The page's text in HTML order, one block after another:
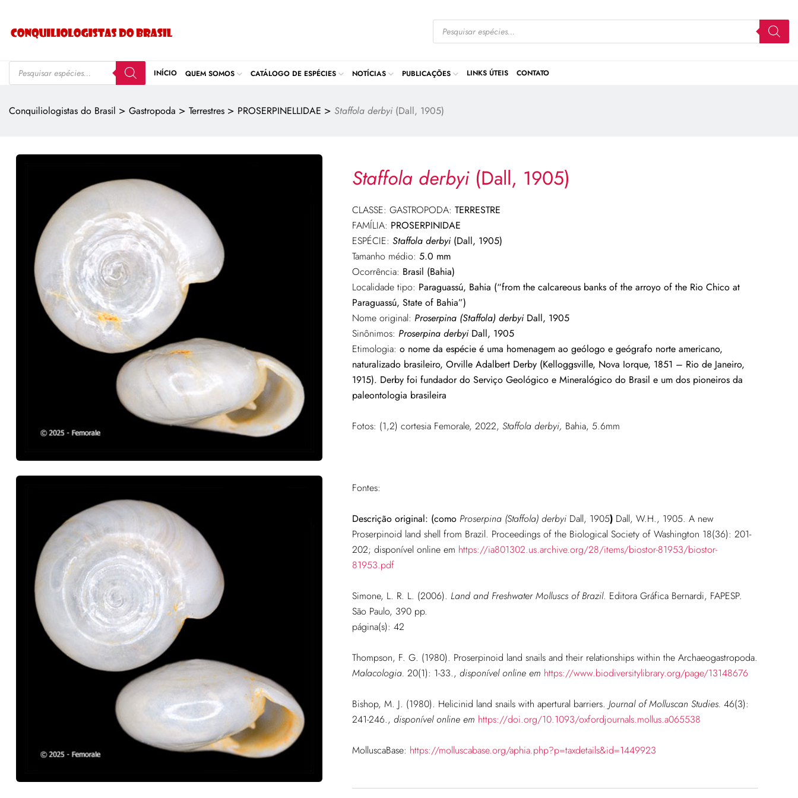
INÍCIO QUEM SOMOS CATÁLOGO DE ESPÉCIES NOTÍCIAS PUBLICAÇÕES LINKS ÚTEIS CONTATO
Conquiliologistas do Brasil > Gastropoda > Terrestres > PROSERPINELLIDAE > Staffola derbyi (Dall, 1905)
Staffola derbyi(Dall, 1905)
CLASSE: GASTROPODA: TERRESTRE
FAMÍLIA: PROSERPINIDAE
ESPÉCIE: Staffola derbyi(Dall, 1905)
Tamanho médio: 5.0 mm
Ocorrência: Brasil (Bahia)
Localidade tipo: Paraguassú, Bahia (“from the calcareous banks of the arroyo of the Rio Chico at
Paraguassú, State of Bahia”)
Nome original: Proserpina (Staffola) derbyiDall, 1905
Sinônimos: Proserpina derbyiDall, 1905
Etimologia: o nome da espécie é uma homenagem ao geólogo e geógrafo norte americano,
naturalizado brasileiro, Orville Adalbert Derby (Kelloggsville, Nova Iorque, 1851 – Rio de Janeiro,
1915). Derby foi fundador do Serviço Geológico e Mineralógico do Brasil e um dos pioneiros da
paleontologia brasileira
Fotos: (1,2) cortesia Femorale, 2022, Staffola derbyi, Bahia, 5.6mm
Fontes:
Descrição original: (como Proserpina (Staffola) derbyiDall, 1905)Dall, W.H., 1905. A new
Proserpinoid land shell from Brazil. Proceedings of the Biological Society of Washington 18(36): 201-
202; disponível online em https://ia801302.us.archive.org/28/items/biostor-81953/biostor-
81953.pdf
Simone, L. R. L. (2006). Land and Freshwater Molluscs of Brazil. Editora Gráfica Bernardi, FAPESP.
São Paulo, 390 pp.
página(s): 42
Thompson, F. G. (1980). Proserpinoid land snails and their relationships within the Archaeogastropoda.
Malacologia. 20(1): 1-33., disponível online em https://www.biodiversitylibrary.org/page/13148676
Bishop, M. J. (1980). Helicinid land snails with apertural barriers. Journal of Molluscan Studies. 46(3):
241-246., disponível online em https://doi.org/10.1093/oxfordjournals.mollus.a065538
MolluscaBase: https://molluscabase.org/aphia.php?p=taxdetails&id=1449923